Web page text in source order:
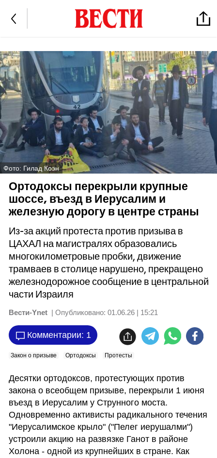
Фото: Гилад Коэн
Ортодоксы перекрыли крупные
шоссе, въезд в Иерусалим и
железную дорогу в центре страны
Из-за акций протеста против призыва в
ЦАХАЛ на магистралях образовались
многокилометровые пробки, движение
трамваев в столице нарушено, прекращено
железнодорожное сообщение в центральной
части Израиля
Вести-Ynet | Опубликовано: 01.06.26 | 15:21
Комментарии: 1
Закон о призыве Ортодоксы Протесты
Десятки ортодоксов, протестующих против
закона о всеобщем призыве, перекрыли 1 июня
въезд в Иерусалим у Струнного моста.
Одновременно активисты радикального течения
"Иерусалимское крыло" ("Пелег иерушалми")
устроили акцию на развязке Ганот в районе
Холона - одной из крупнейших в стране. Как